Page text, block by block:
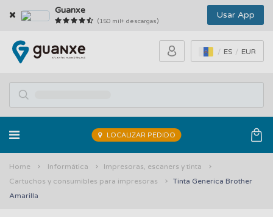
Guanxe
(150 mil+ descargas)
Usar App
ES EUR
LOCALIZAR PEDIDO
Home Informática
Impresoras, escaners y tinta
Cartuchos y consumibles para impresoras
Tinta Generica Brother
Amarilla